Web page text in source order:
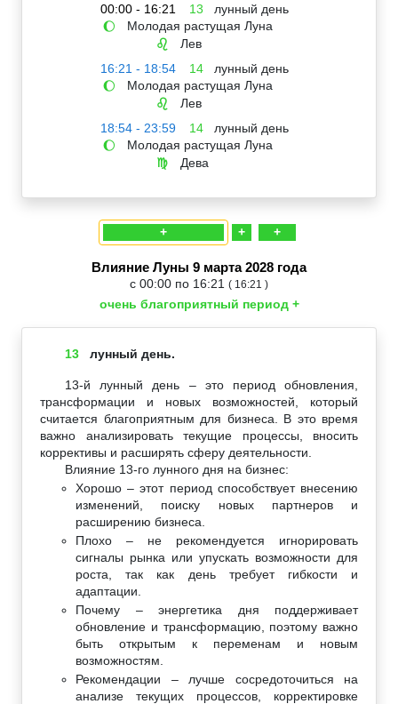
00:00 - 16:21 13 лунный день
🌔 Молодая растущая Луна
♌
Лев
16:21 - 18:54
14 лунный день
🌔 Молодая растущая Луна
♌
Лев
18:54 - 23:59
14 лунный день
🌔 Молодая растущая Луна
♍ Дева
+ + +
Влияние Луны 9 марта 2028 года
с 00:00 по 16:21 ( 16:21 )
очень благоприятный период +
13 лунный день.
13-й лунный день – это период обновления,
трансформации и новых возможностей, который
считается благоприятным для бизнеса. В это время
важно анализировать текущие процессы, вносить
коррективы и расширять сферу деятельности.
Влияние 13-го лунного дня на бизнес:
Хорошо – этот период способствует внесению
изменений, поиску новых партнеров и
расширению бизнеса.
Плохо – не рекомендуется игнорировать
сигналы рынка или упускать возможности для
роста, так как день требует гибкости и
адаптации.
Почему – энергетика дня поддерживает
обновление и трансформацию, поэтому важно
быть открытым к переменам и новым
возможностям.
Рекомендации – лучше сосредоточиться на
анализе текущих процессов, корректировке